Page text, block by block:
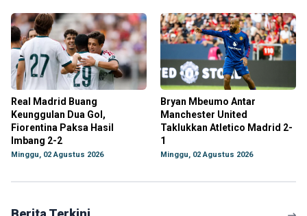
Real Madrid Buang
Keunggulan Dua Gol,
Fiorentina Paksa Hasil
Imbang 2-2
Minggu, 02 Agustus 2026
Bryan Mbeumo Antar
Manchester United
Taklukkan Atletico Madrid 2-
1
Minggu, 02 Agustus 2026